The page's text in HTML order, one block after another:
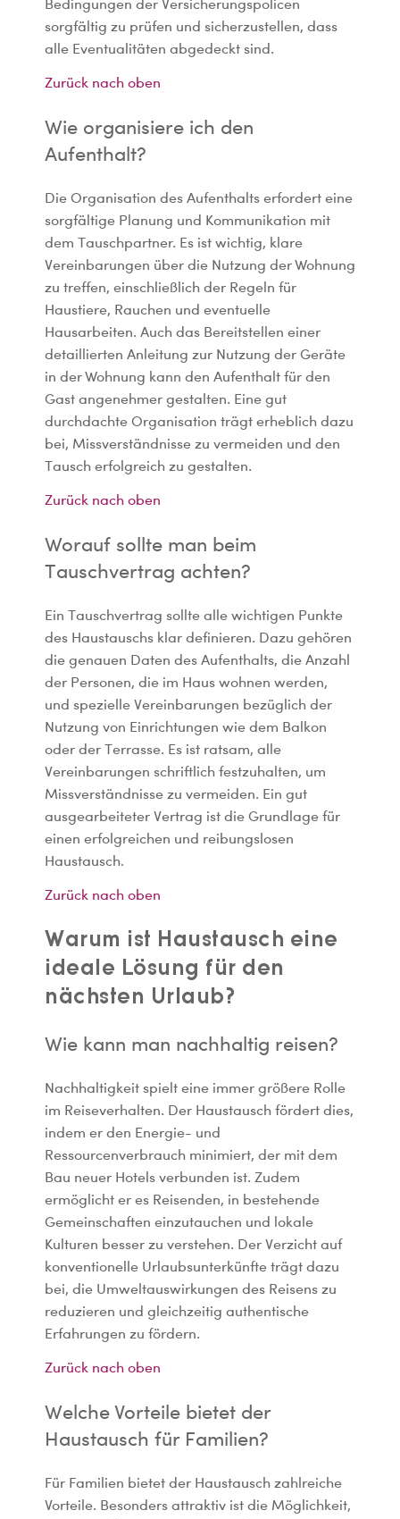
sorgfältig zu prüfen und sicherzustellen, dass
alle Eventualitäten abgedeckt sind.
Zurück nach oben
Wie organisiere ich den
Aufenthalt?
Die Organisation des Aufenthalts erfordert eine
sorgfältige Planung und Kommunikation mit
dem Tauschpartner. Es ist wichtig, klare
Vereinbarungen über die Nutzung der Wohnung
zu treffen, einschließlich der Regeln für
Haustiere, Rauchen und eventuelle
Hausarbeiten. Auch das Bereitstellen einer
detaillierten Anleitung zur Nutzung der Geräte
in der Wohnung kann den Aufenthalt für den
Gast angenehmer gestalten. Eine gut
durchdachte Organisation trägt erheblich dazu
bei, Missverständnisse zu vermeiden und den
Tausch erfolgreich zu gestalten.
Zurück nach oben
Worauf sollte man beim
Tauschvertrag achten?
Ein Tauschvertrag sollte alle wichtigen Punkte
des Haustauschs klar definieren. Dazu gehören
die genauen Daten des Aufenthalts, die Anzahl
der Personen, die im Haus wohnen werden,
und spezielle Vereinbarungen bezüglich der
Nutzung von Einrichtungen wie dem Balkon
oder der Terrasse. Es ist ratsam, alle
Vereinbarungen schriftlich festzuhalten, um
Missverständnisse zu vermeiden. Ein gut
ausgearbeiteter Vertrag ist die Grundlage für
einen erfolgreichen und reibungslosen
Haustausch.
Zurück nach oben
Warum ist Haustausch eine
ideale Lösung für den
nächsten Urlaub?
Wie kann man nachhaltig reisen?
Nachhaltigkeit spielt eine immer größere Rolle
im Reiseverhalten. Der Haustausch fördert dies,
indem er den Energie- und
Ressourcenverbrauch minimiert, der mit dem
Bau neuer Hotels verbunden ist. Zudem
ermöglicht er es Reisenden, in bestehende
Gemeinschaften einzutauchen und lokale
Kulturen besser zu verstehen. Der Verzicht auf
konventionelle Urlaubsunterkünfte trägt dazu
bei, die Umweltauswirkungen des Reisens zu
reduzieren und gleichzeitig authentische
Erfahrungen zu fördern.
Zurück nach oben
Welche Vorteile bietet der
Haustausch für Familien?
Für Familien bietet der Haustausch zahlreiche
Vorteile. Besonders attraktiv ist die Möglichkeit,